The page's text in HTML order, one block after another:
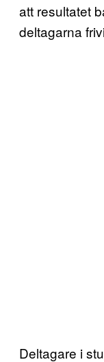
att resultatet
deltagarna
Deltagare i